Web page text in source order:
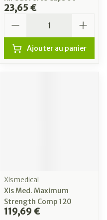
23,65 €
Ajouter au panier
Xlsmedical
Xls Med. Maximum
Strength Comp 120
119,69 €